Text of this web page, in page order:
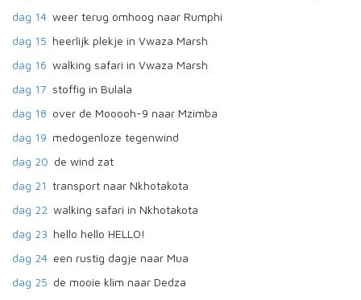
dag 14 weer terug omhoog naar Rumphi
dag 15 heerlijk plekje in Vwaza Marsh
dag 16 walking safari in Vwaza Marsh
dag 17 stoffig in Bulala
dag 18 over de Mooooh-9 naar Mzimba
dag 19 medogenloze tegenwind
dag 20 de wind zat
dag 21 transport naar Nkhotakota
dag 22 walking safari in Nkhotakota
dag 23 hello hello HELLO!
dag 24 een rustig dagje naar Mua
dag 25 de mooie klim naar Dedza